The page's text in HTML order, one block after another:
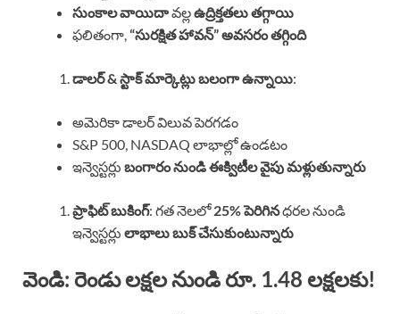
సుంకాల వాయిదావల్లఉద్రిక్తతలు తగ్గాయి
ఫలితంగా,“సురక్షిత హావన్” అవసరం తగ్గింది
డాలర్ & స్టాక్ మార్కెట్లు బలంగా ఉన్నాయి:
అమెరికా డాలర్ విలువ పెరగడం
S&P 500, NASDAQ లాభాల్లో ఉండటం
ఇన్వెస్టర్లు బంగారం నుండి ఈక్విటీల వైపు మళ్లుతున్నారు
ప్రాఫిట్ బుకింగ్: గత నెలలో25% పెరిగినధరల నుండి
ఇన్వెస్టర్లు లాభాలు బుక్ చేసుకుంటున్నారు
వెండి: రెండు లక్షల నుండి రూ. 1.48 లక్షలకు!